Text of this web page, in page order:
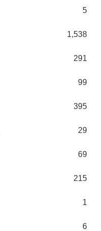
5
1,538
291
99
395
29
69
215
1
6